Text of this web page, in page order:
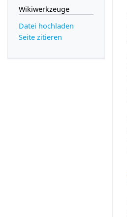
Wikiwerkzeuge
Datei hochladen
Seite zitieren